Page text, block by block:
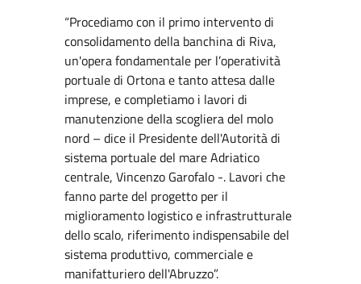
“Procediamo con il primo intervento di
consolidamento della banchina di Riva,
un'opera fondamentale per l’operatività
portuale di Ortona e tanto attesa dalle
imprese, e completiamo i lavori di
manutenzione della scogliera del molo
nord – dice il Presidente dell'Autorità di
sistema portuale del mare Adriatico
centrale, Vincenzo Garofalo -. Lavori che
fanno parte del progetto per il
miglioramento logistico e infrastrutturale
dello scalo, riferimento indispensabile del
sistema produttivo, commerciale e
manifatturiero dell'Abruzzo”.